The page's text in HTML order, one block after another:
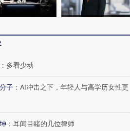
四届链博
“链”接产
【特别呈现】寻找100种
【
： 多看少动
子 ： AI冲击之下，年轻人与高学历女性更
： 耳闻目睹的几位律师